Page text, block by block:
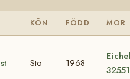
KÖN FÖDD MOR
Sto 1968